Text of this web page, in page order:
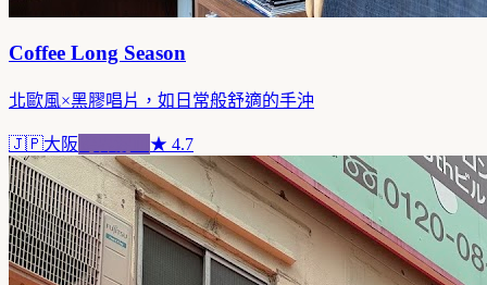
Coffee Long Season
北歐風×黑膠唱片，如日常般舒適的手沖
🇯🇵大阪 ★ 4.7